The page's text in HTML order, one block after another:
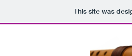
This site was